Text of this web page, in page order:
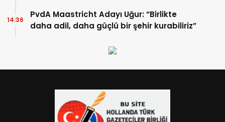
PvdA Maastricht Adayı Uğur: “Birlikte
daha adil, daha güçlü bir şehir kurabiliriz”
14:36